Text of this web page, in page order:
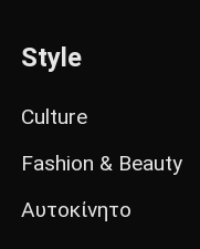
Style
Culture
Fashion & Beauty
Αυτοκίνητο